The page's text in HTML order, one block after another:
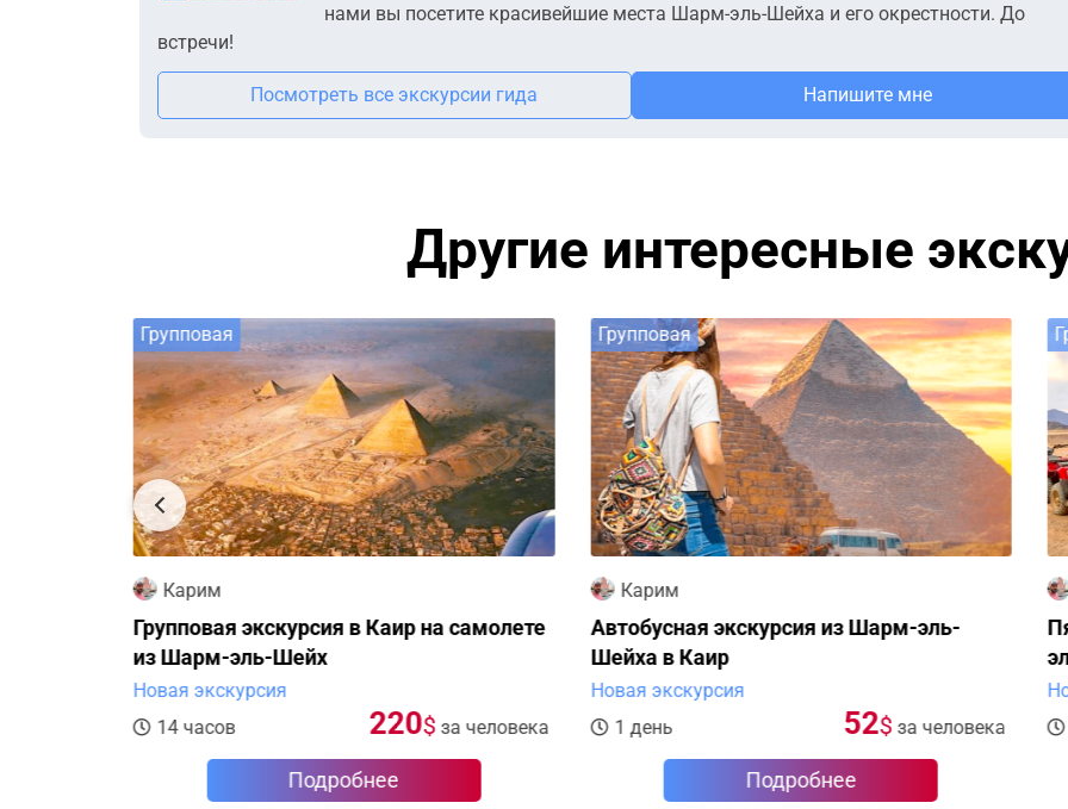
нами вы посетите красивейшие места Шарм-эль-Шейха и его окрестности. До
встречи!
Посмотреть все экскурсии гида Напишите мне
Другие интересные
Групповая
Карим
Групповая экскурсия в Каир на самолете
из Шарм-эль-Шейх
Новая экскурсия
14 часов
220$ за человека
Подробнее
Групповая
Карим
Автобусная экскурсия из Шарм-эль-
Шейха в Каир
Новая экскурсия
1 день
52$ за человека
Подробнее